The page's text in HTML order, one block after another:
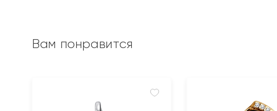
Вам понравится